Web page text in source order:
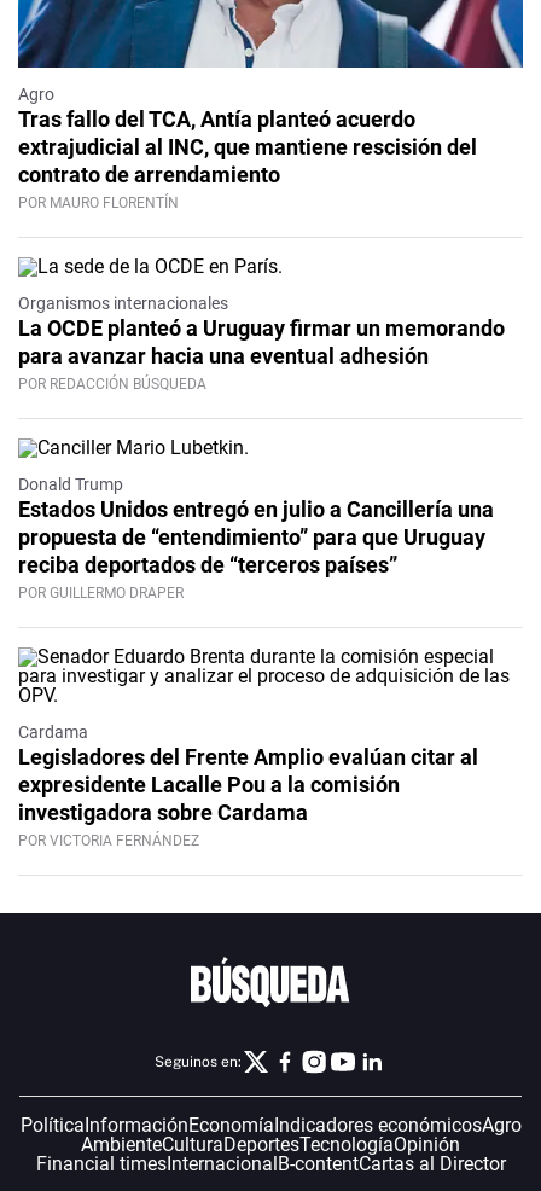
Agro
Tras fallo del TCA, Antía planteó acuerdo
extrajudicial al INC, que mantiene rescisión del
contrato de arrendamiento
POR MAURO FLORENTÍN
Organismos internacionales
La OCDE planteó a Uruguay firmar un memorando
para avanzar hacia una eventual adhesión
POR REDACCIÓN BÚSQUEDA
Donald Trump
Estados Unidos entregó en julio a Cancillería una
propuesta de “entendimiento” para que Uruguay
reciba deportados de “terceros países”
POR GUILLERMO DRAPER
Cardama
Legisladores del Frente Amplio evalúan citar al
expresidente Lacalle Pou a la comisión
investigadora sobre Cardama
POR VICTORIA FERNÁNDEZ
Seguinos en:
PolíticaInformaciónEconomíaIndicadores económicosAgro
AmbienteCulturaDeportesTecnologíaOpinión
Financial timesInternacionalB-contentCartas al Director